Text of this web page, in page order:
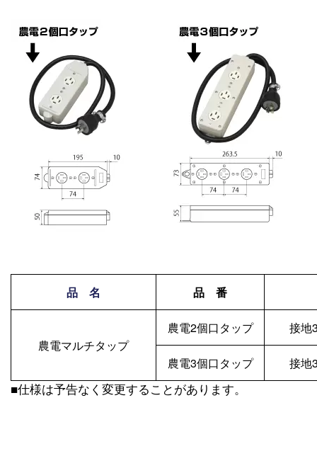
品 名 品 番
農電マルチタップ
農電2個口タップ 接地
農電3個口タップ 接地
■仕様は予告なく変更することがあります。